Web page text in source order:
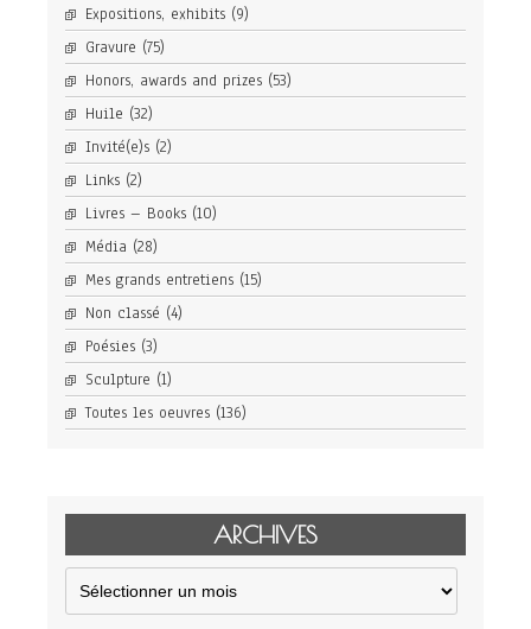
Expositions, exhibits (9)
Gravure (75)
Honors, awards and prizes (53)
Huile (32)
Invité(e)s (2)
Links (2)
Livres – Books (10)
Média (28)
Mes grands entretiens (15)
Non classé (4)
Poésies (3)
Sculpture (1)
Toutes les oeuvres (136)
ARCHIVES
Archives